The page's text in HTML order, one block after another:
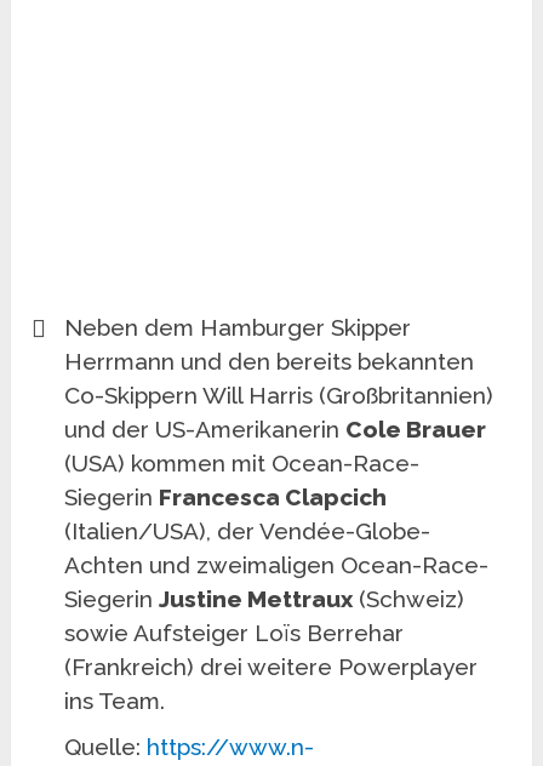
Neben dem Hamburger Skipper
Herrmann und den bereits bekannten
Co-Skippern Will Harris (Großbritannien)
und der US-Amerikanerin Cole Brauer
(USA) kommen mit Ocean-Race-
Siegerin Francesca Clapcich
(Italien/USA), der Vendée-Globe-
Achten und zweimaligen Ocean-Race-
SiegerinJustine Mettraux (Schweiz)
sowie Aufsteiger Loïs Berrehar
(Frankreich) drei weitere Powerplayer
ins Team.
Quelle: https://www.n-